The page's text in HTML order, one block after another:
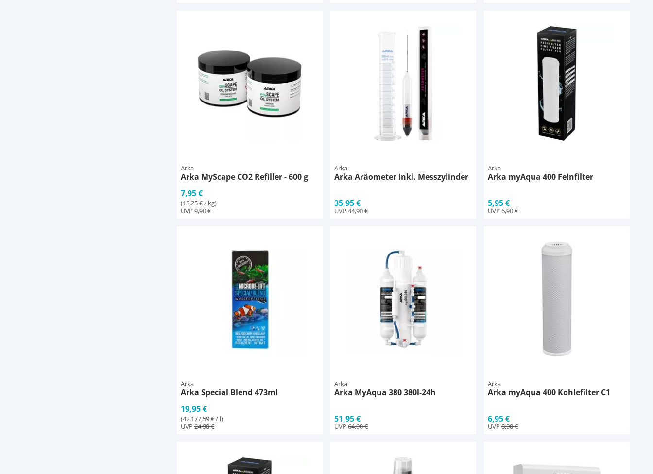
Arka
Arka MyScape CO2 Refiller - 600 g
7,95 €
(13,25 € / kg)
UVP 9,90 €
Arka
Arka Aräometer inkl. Messzylinder
35,95 €
UVP 44,90 €
Arka
Arka myAqua 400 Feinfilter
5,95 €
UVP 6,90 €
Arka
Arka Special Blend 473ml
19,95 €
(42.177,59 € / l)
UVP 24,90 €
Arka
Arka MyAqua 380 380l-24h
51,95 €
UVP 64,90 €
Arka
Arka myAqua 400 Kohlefilter C1
6,95 €
UVP 8,90 €